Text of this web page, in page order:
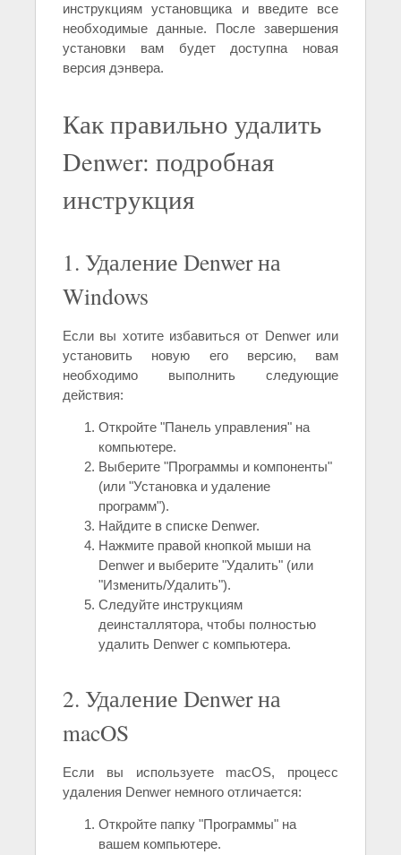
инструкциям установщика и введите все
необходимые данные. После завершения
установки вам будет доступна новая
версия дэнвера.
Как правильно удалить
Denwer: подробная
инструкция
1. Удаление Denwer на
Windows
Если вы хотите избавиться от Denwer или
установить новую его версию, вам
необходимо выполнить следующие
действия:
Откройте "Панель управления" на
компьютере.
Выберите "Программы и компоненты"
(или "Установка и удаление
программ").
Найдите в списке Denwer.
Нажмите правой кнопкой мыши на
Denwer и выберите "Удалить" (или
"Изменить/Удалить").
Следуйте инструкциям
деинсталлятора, чтобы полностью
удалить Denwer с компьютера.
2. Удаление Denwer на
macOS
Если вы используете macOS, процесс
удаления Denwer немного отличается:
Откройте папку "Программы" на
вашем компьютере.